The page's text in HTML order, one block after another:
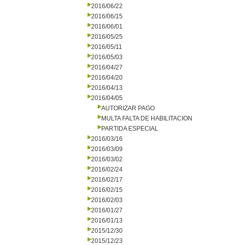
2016/06/22
2016/06/15
2016/06/01
2016/05/25
2016/05/11
2016/05/03
2016/04/27
2016/04/20
2016/04/13
2016/04/05
AUTORIZAR PAGO
MULTA FALTA DE HABILITACION
PARTIDA ESPECIAL
2016/03/16
2016/03/09
2016/03/02
2016/02/24
2016/02/17
2016/02/15
2016/02/03
2016/01/27
2016/01/13
2015/12/30
2015/12/23